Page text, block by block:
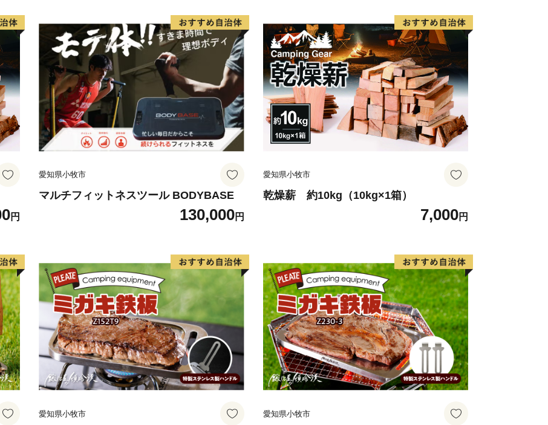
円
愛知県小牧市
マルチフィットネスツール BODYBASE
130,000円
愛知県小牧市
乾燥薪 約10kg（10kg×1箱）
7,000円
愛知県小牧市 愛知県小牧市